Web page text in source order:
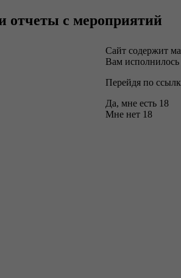
с мероприятий
Сайт содержит
Вам исполнилось
Перейдя по
Да, мне есть 18
Мне нет 18